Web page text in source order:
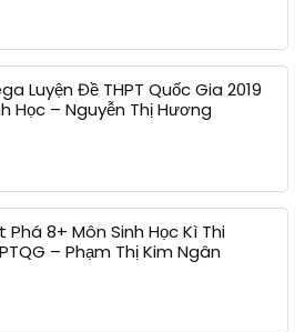
Luyện Đề THPT Quốc Gia 2019
Học – Nguyễn Thị Hương
Phá 8+ Môn Sinh Học Kì Thi
– Phạm Thị Kim Ngân